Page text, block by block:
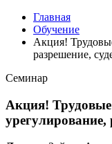
Главная
Обучение
Акция!
разрешение,
Семинар
Акция!
урегулирование,